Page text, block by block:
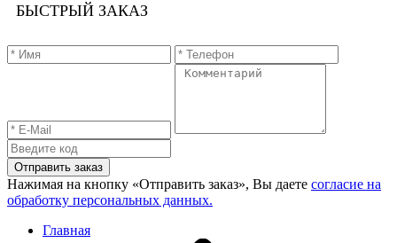
БЫСТРЫЙ ЗАКАЗ
Отправить заказ
Нажимая на кнопку «Отправить заказ», Вы даете согласие на
обработку персональных данных.
Главная